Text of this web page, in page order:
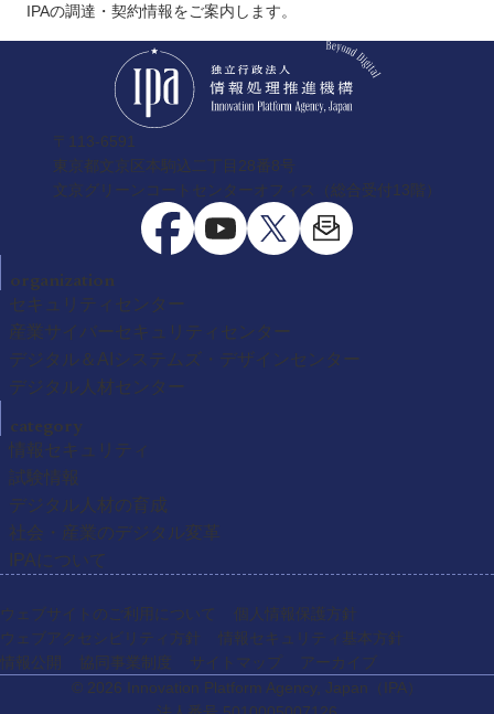
IPAの調達・契約情報をご案内します。
〒113-6591
東京都文京区本駒込二丁目28番8号
文京グリーンコートセンターオフィス（総合受付13階）
organization
セキュリティセンター
産業サイバーセキュリティセンター
デジタル＆AIシステムズ・デザインセンター
デジタル人材センター
category
情報セキュリティ
試験情報
デジタル人材の育成
社会・産業のデジタル変革
IPAについて
ウェブサイトのご利用について
個人情報保護方針
ウェブアクセシビリティ方針
情報セキュリティ基本方針
情報公開
協同事業制度 サイトマップ
アーカイブ
© 2026 Innovation Platform Agency, Japan （IPA）